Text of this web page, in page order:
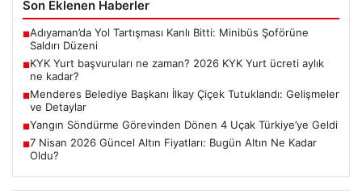
Son Eklenen Haberler
■Adıyaman’da Yol Tartışması Kanlı Bitti: Minibüs Şoförüne
Saldırı Düzeni
■KYK Yurt başvuruları ne zaman? 2026 KYK Yurt ücreti aylık
ne kadar?
■Menderes Belediye Başkanı İlkay Çiçek Tutuklandı: Gelişmeler
ve Detaylar
■Yangın Söndürme Görevinden Dönen 4 Uçak Türkiye’ye Geldi
■7 Nisan 2026 Güncel Altın Fiyatları: Bugün Altın Ne Kadar
Oldu?